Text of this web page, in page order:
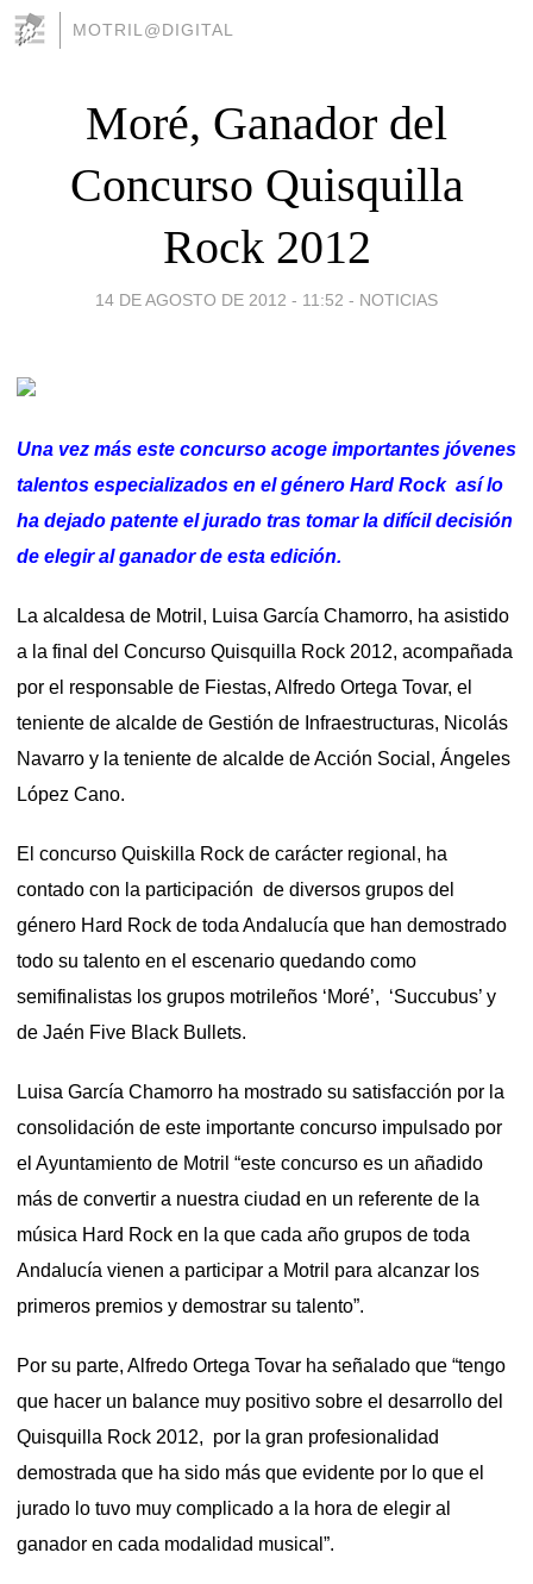
MOTRIL@DIGITAL
Moré, Ganador del
Concurso Quisquilla
Rock 2012
14 DE AGOSTO DE 2012 - 11:52 - NOTICIAS
Una vez más este concurso acoge importantes jóvenes
talentos especializados en el género Hard Rock así lo
ha dejado patente el jurado tras tomar la difícil decisión
de elegir al ganador de esta edición.
La alcaldesa de Motril, Luisa García Chamorro, ha asistido
a la final del Concurso Quisquilla Rock 2012, acompañada
por el responsable de Fiestas, Alfredo Ortega Tovar, el
teniente de alcalde de Gestión de Infraestructuras, Nicolás
Navarro y la teniente de alcalde de Acción Social, Ángeles
López Cano.
El concurso Quiskilla Rock de carácter regional, ha
contado con la participación de diversos grupos del
género Hard Rock de toda Andalucía que han demostrado
todo su talento en el escenario quedando como
semifinalistas los grupos motrileños ‘Moré’, ‘Succubus’ y
de Jaén Five Black Bullets.
Luisa García Chamorro ha mostrado su satisfacción por la
consolidación de este importante concurso impulsado por
el Ayuntamiento de Motril “este concurso es un añadido
más de convertir a nuestra ciudad en un referente de la
música Hard Rock en la que cada año grupos de toda
Andalucía vienen a participar a Motril para alcanzar los
primeros premios y demostrar su talento”.
Por su parte, Alfredo Ortega Tovar ha señalado que “tengo
que hacer un balance muy positivo sobre el desarrollo del
Quisquilla Rock 2012, por la gran profesionalidad
demostrada que ha sido más que evidente por lo que el
jurado lo tuvo muy complicado a la hora de elegir al
ganador en cada modalidad musical”.